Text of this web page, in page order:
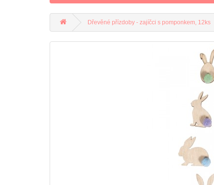
Dřevěné přízdoby - zajíčci s pomponkem, 12ks